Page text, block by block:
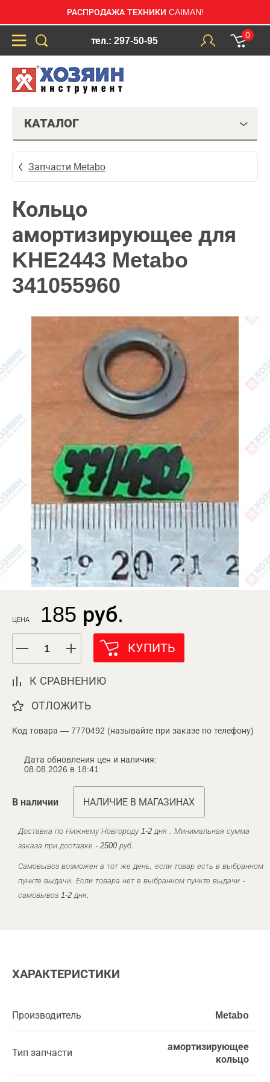
РАСПРОДАЖА ТЕХНИКИ CAIMAN!
тел.: 297-50-95
0
КАТАЛОГ
Запчасти Metabo
Кольцо
амортизирующее для
KHE2443 Metabo
341055960
ЦЕНА 185 руб.
КУПИТЬ
К СРАВНЕНИЮ
ОТЛОЖИТЬ
Код товара — 7770492 (называйте при заказе по телефону)
Дата обновления цен и наличия:
08.08.2026 в 18:41
В наличии НАЛИЧИЕ В МАГАЗИНАХ
Доставка по Нижнему Новгороду 1-2 дня . Минимальная сумма
заказа при доставке - 2500 руб.
Самовывоз возможен в тот же день, если товар есть в выбранном
пункте выдачи. Если товара нет в выбранном пункте выдачи -
самовывоз 1-2 дня.
ХАРАКТЕРИСТИКИ
Производитель Metabo
Тип запчасти
амортизирующее
кольцо